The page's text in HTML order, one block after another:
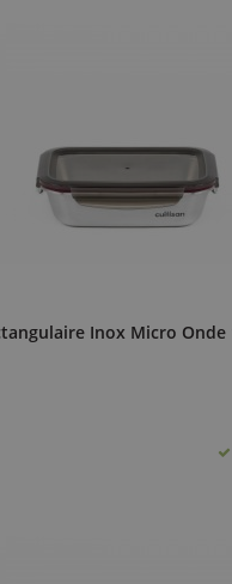
Inox Micro Onde